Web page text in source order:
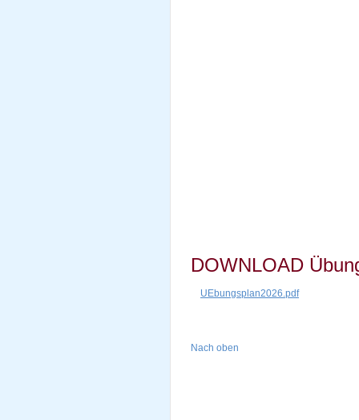
DOWNLOAD
UEbungsplan2026.pdf
Nach oben